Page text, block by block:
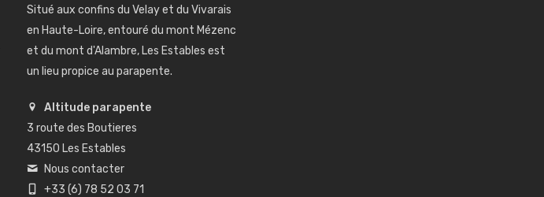
Situé aux confins du Velay et du Vivarais
en Haute-Loire, entouré du mont Mézenc
et du mont d'Alambre, Les Estables est
un lieu propice au parapente.
Altitude parapente
3 route des Boutieres
43150 Les Estables
Nous contacter
+33 (6) 78 52 03 71